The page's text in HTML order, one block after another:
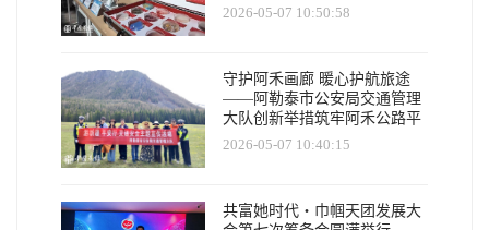
2026-05-07 10:50:58
守护阿禾画廊 暖心护航旅途
——阿勒泰市公安局交通管理
大队创新举措筑牢阿禾公路平
安防线
2026-05-07 10:40:15
共富她时代・巾帼天团发展大